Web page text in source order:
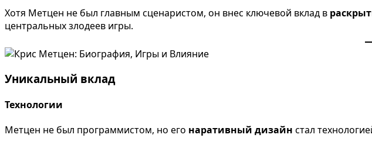
Хотя Метцен не был главным сценаристом, он внес ключевой вклад в
центральных злодеев игры.
Уникальный вклад
Технологии
Метцен не был программистом, но его наративный дизайн стал